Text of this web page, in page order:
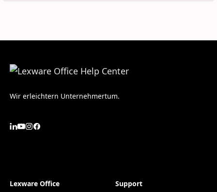
Wir erleichtern Unternehmertum.
Lexware Office Support